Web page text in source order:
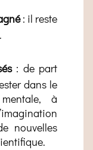
: il reste
: de part
dans le
à
nouvelles